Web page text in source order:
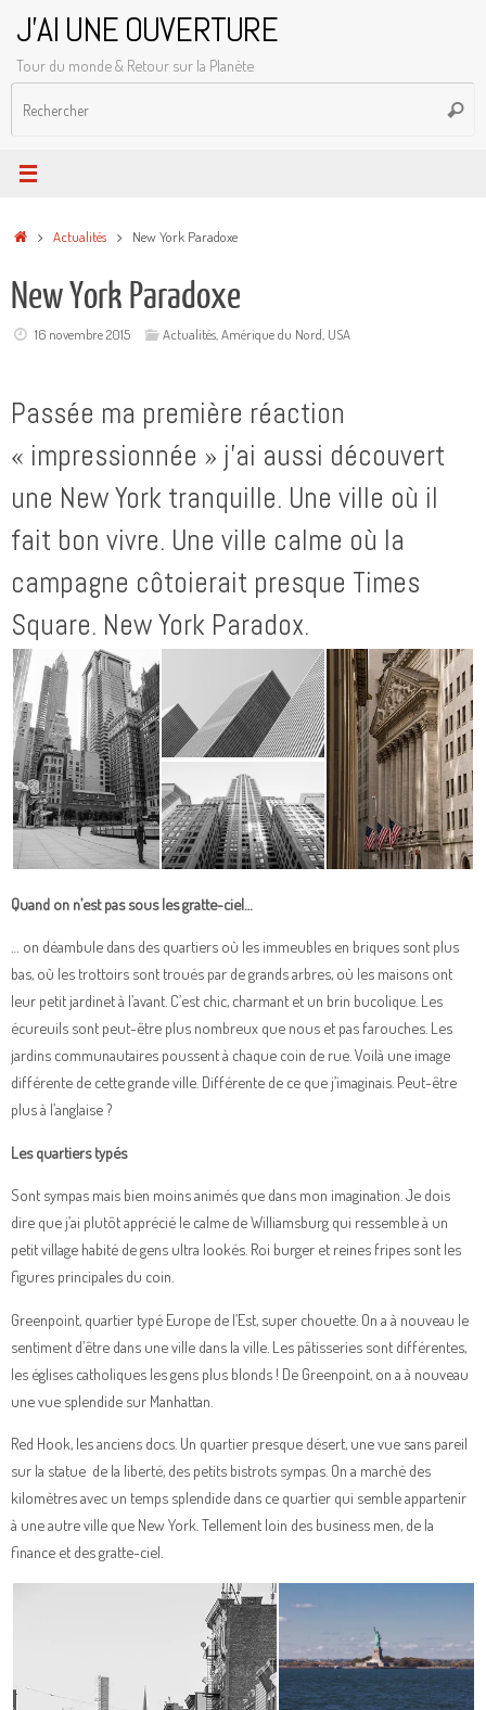
contenu
J'AI UNE OUVERTURE
Tour du monde & Retour sur la Planète
AccueilActualités New York Paradoxe
New York Paradoxe
16 novembre 2015 Actualités ,Amérique du Nord USA
Passée ma première réaction
« impressionnée » j’ai aussi découvert
une New York tranquille. Une ville où il
fait bon vivre. Une ville calme où la
campagne côtoierait presque Times
Square. New York Paradox.
Quand on n’est pas sous les gratte-ciel…
… on déambule dans des quartiers où les immeubles en briques sont plus
bas, où les trottoirs sont troués par de grands arbres, où les maisons ont
leur petit jardinet à l’avant. C’est chic, charmant et un brin bucolique. Les
écureuils sont peut-être plus nombreux que nous et pas farouches. Les
jardins communautaires poussent à chaque coin de rue. Voilà une image
différente de cette grande ville. Différente de ce que j’imaginais. Peut-être
plus à l’anglaise ?
Les quartiers typés
Sont sympas mais bien moins animés que dans mon imagination. Je dois
dire que j’ai plutôt apprécié le calme de Williamsburg qui ressemble à un
petit village habité de gens ultra lookés. Roi burger et reines fripes sont les
figures principales du coin.
Greenpoint, quartier typé Europe de l’Est, super chouette. On a à nouveau le
sentiment d’être dans une ville dans la ville. Les pâtisseries sont différentes,
les églises catholiques les gens plus blonds ! De Greenpoint, on a à nouveau
une vue splendide sur Manhattan.
Red Hook, les anciens docs. Un quartier presque désert, une vue sans pareil
sur la statue de la liberté, des petits bistrots sympas. On a marché des
kilomètres avec un temps splendide dans ce quartier qui semble appartenir
à une autre ville que New York. Tellement loin des business men, de la
finance et des gratte-ciel.